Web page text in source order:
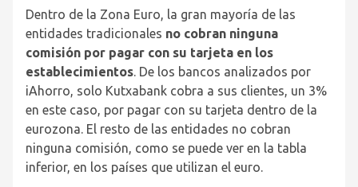
Dentro de la Zona Euro, la gran mayoría de las
entidades tradicionales no cobran ninguna
comisión por pagar con su tarjeta en los
establecimientos. De los bancos analizados por
iAhorro, solo Kutxabank cobra a sus clientes, un 3%
en este caso, por pagar con su tarjeta dentro de la
eurozona. El resto de las entidades no cobran
ninguna comisión, como se puede ver en la tabla
inferior, en los países que utilizan el euro.